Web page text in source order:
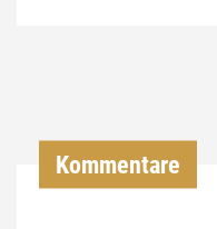
Kommentare